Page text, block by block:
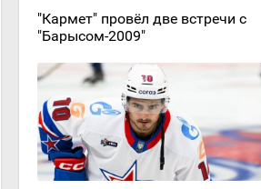
"Кармет" провёл две встречи с
"Барысом-2009"